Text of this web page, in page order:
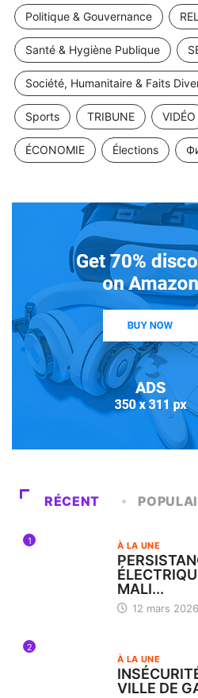
Politique & Gouvernance
Santé & Hygiène Publique
Société, Humanitaire & Faits
Sports TRIBUNE VIDÉO
ÉCONOMIE Élections
RÉCENT
1 À LA UNE
MALI...
12 mars 2026
2
À LA UNE
VILLE DE